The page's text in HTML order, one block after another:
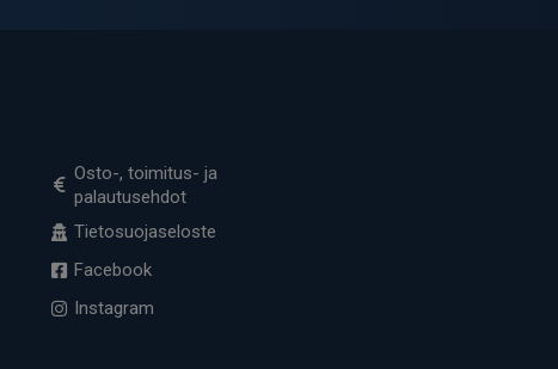
Osto-, toimitus- ja
palautusehdot
Tietosuojaseloste
Facebook
Instagram